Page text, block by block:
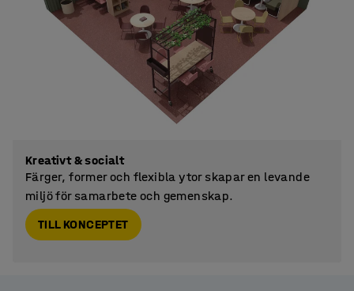
Kreativt & socialt
Färger, former och flexibla ytor skapar en levande
miljö för samarbete och gemenskap.
TILL KONCEPTET